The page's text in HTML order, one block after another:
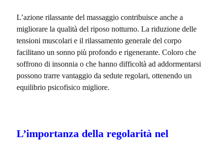
L’azione rilassante del massaggio contribuisce anche a
migliorare la qualità del riposo notturno. La riduzione delle
tensioni muscolari e il rilassamento generale del corpo
facilitano un sonno più profondo e rigenerante. Coloro che
soffrono di insonnia o che hanno difficoltà ad addormentarsi
possono trarre vantaggio da sedute regolari, ottenendo un
equilibrio psicofisico migliore.
L’importanza della regolarità nel